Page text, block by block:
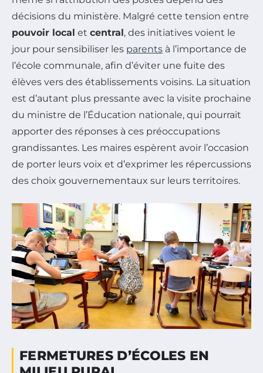
décisions du ministère. Malgré cette tension entre
pouvoir local et central , des initiatives voient le
jour pour sensibiliser les parents à l’importance de
l’école communale, afin d’éviter une fuite des
élèves vers des établissements voisins. La situation
est d’autant plus pressante avec la visite prochaine
du ministre de l’Éducation nationale, qui pourrait
apporter des réponses à ces préoccupations
grandissantes. Les maires espèrent avoir l’occasion
de porter leurs voix et d’exprimer les répercussions
des choix gouvernementaux sur leurs territoires.
FERMETURES D’ÉCOLES EN